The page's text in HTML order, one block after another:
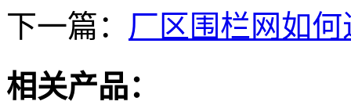
下一篇： 厂区围栏网如
相关产品：